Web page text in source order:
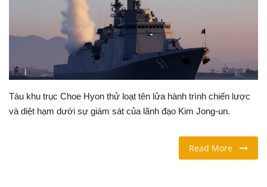
THỂ THAO
Ngôn ngữ
Tàu khu trục Choe Hyon thử loạt tên lửa hành trình chiến lược
và diệt hạm dưới sự giám sát của lãnh đạo Kim Jong-un.
Read More